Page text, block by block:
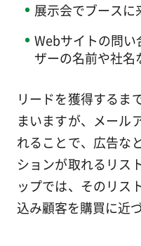
展示会でブースに
Webサイトの問
ザーの名前や社名
リードを獲得するま
まいますが、メール
れることで、広告な
ションが取れるリス
ップでは、そのリス
込み顧客を購買に近